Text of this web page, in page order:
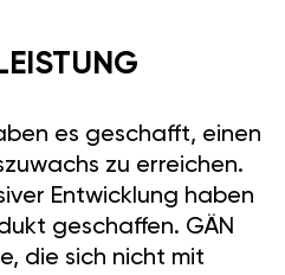
es geschafft, einen
zu erreichen.
Entwicklung haben
geschaffen. GÄN
die sich nicht mit